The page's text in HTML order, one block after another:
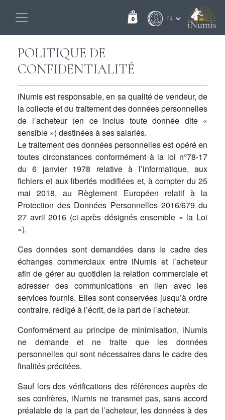
0
POLITIQUE DE
CONFIDENTIALITÉ
iNumis est responsable, en sa qualité de vendeur, de
la collecte et du traitement des données personnelles
de l’acheteur (en ce inclus toute donnée dite «
sensible ») destinées à ses salariés.
Le traitement des données personnelles est opéré en
toutes circonstances conformément à la loi n°78-17
du 6 janvier 1978 relative à l’informatique, aux
fichiers et aux libertés modifiées et, à compter du 25
mai 2018, au Règlement Européen relatif à la
Protection des Données Personnelles 2016/679 du
27 avril 2016 (ci-après désignés ensemble « la Loi
»).
Ces données sont demandées dans le cadre des
échanges commerciaux entre iNumis et l’acheteur
afin de gérer au quotidien la relation commerciale et
adresser des communications en lien avec les
services fournis. Elles sont conservées jusqu’à ordre
contraire, rédigé à l’écrit, de la part de l’acheteur.
Conformément au principe de minimisation, iNumis
ne demande et ne traite que les données
personnelles qui sont nécessaires dans le cadre des
finalités précitées.
Sauf lors des vérifications des références auprès de
ses confrères, iNumis ne transmet pas, sans accord
préalable de la part de l’acheteur, les données à des